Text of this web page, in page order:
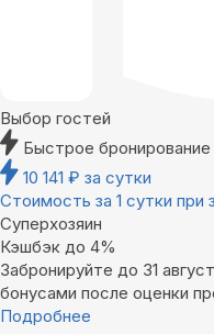
Выбор гостей
Быстрое бронирование
10 141 ₽ за сутки
Стоимость за 1 сутки при
Суперхозяин
Кэшбэк до 4%
Забронируйте до 31
бонусами после оценки
Подробнее